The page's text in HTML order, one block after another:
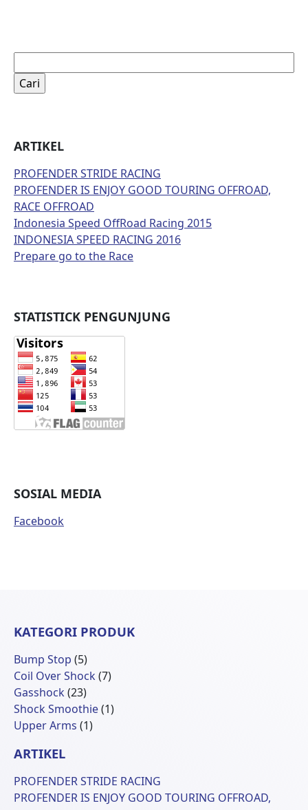
untuk:
ARTIKEL
PROFENDER STRIDE RACING
PROFENDER IS ENJOY GOOD TOURING OFFROAD,
RACE OFFROAD
Indonesia Speed OffRoad Racing 2015
INDONESIA SPEED RACING 2016
Prepare go to the Race
STATISTICK PENGUNJUNG
SOSIAL MEDIA
Facebook
KATEGORI PRODUK
Bump Stop 55
Produk
Coil Over Shock 77
Gasshock 2323
Produk
Shock Smoothie 11
Upper Arms 11
ARTIKEL
PROFENDER STRIDE RACING
PROFENDER IS ENJOY GOOD TOURING OFFROAD,